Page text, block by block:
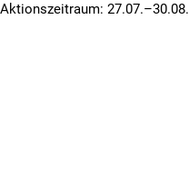
Aktionszeitraum: